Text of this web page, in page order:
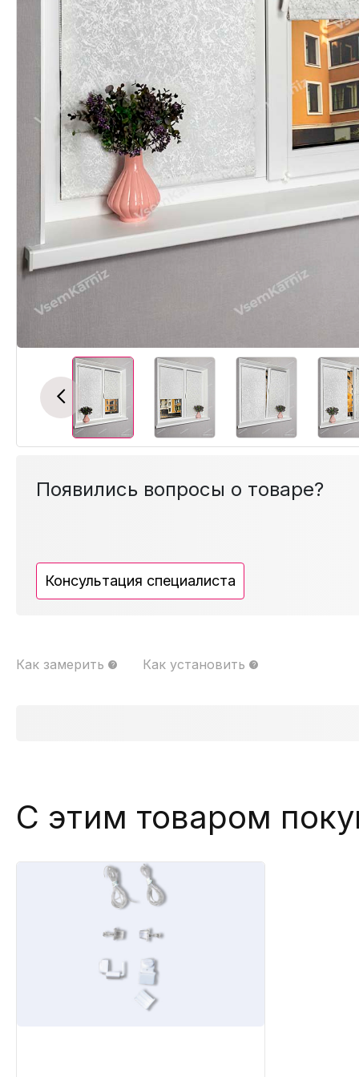
Previous
Появились вопросы о товаре?
Консультация специалиста
Как замерить Как установить
С этим товаром